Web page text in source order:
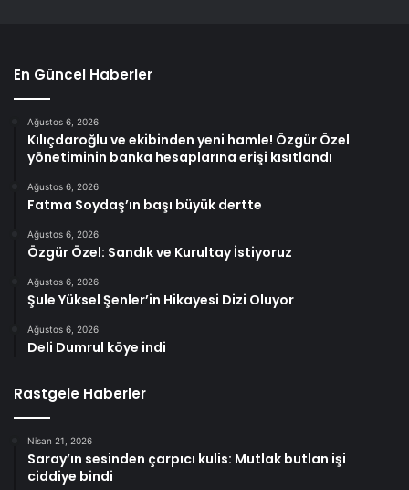
En Güncel Haberler
Ağustos 6, 2026
Kılıçdaroğlu ve ekibinden yeni hamle! Özgür Özel
yönetiminin banka hesaplarına erişi kısıtlandı
Ağustos 6, 2026
Fatma Soydaş’ın başı büyük dertte
Ağustos 6, 2026
Özgür Özel: Sandık ve Kurultay İstiyoruz
Ağustos 6, 2026
Şule Yüksel Şenler’in Hikayesi Dizi Oluyor
Ağustos 6, 2026
Deli Dumrul köye indi
Rastgele Haberler
Nisan 21, 2026
Saray’ın sesinden çarpıcı kulis: Mutlak butlan işi
ciddiye bindi